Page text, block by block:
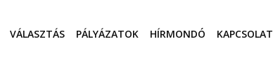
VÁLASZTÁS PÁLYÁZATOK HÍRMONDÓ KAPCSOLAT